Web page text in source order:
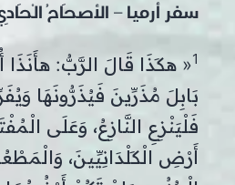
سفر أرميا – الأصحَاحُ
1« هكَذَا قَالَ الرَّبُّ:
بَابِلَ مُذَرِّينَ فَيُذَرُّونَهَا
فَلْيَنْزِعِ النَّازِعُ، وَعَلَى
أَرْضِ الْكَلْدَانِيِّينَ،